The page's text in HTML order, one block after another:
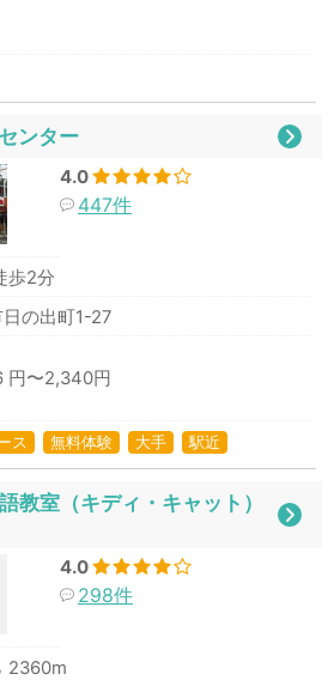
ンター
4.0
447件
歩2分
の出町1-27
〜2,340円
ス 無料体験 大手 駅近
室（キディ・キャット）
4.0
298件
2360m